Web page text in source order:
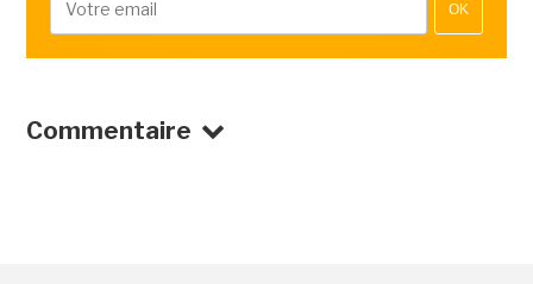
OK
Commentaire